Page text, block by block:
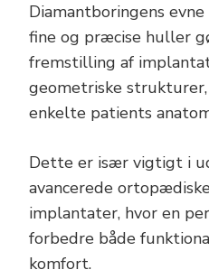
Diamantboringens
fine og præcise huller
fremstilling af
geometriske
enkelte patients
Dette er især vigtigt i
avancerede
implantater, hvor en
forbedre både
komfort.